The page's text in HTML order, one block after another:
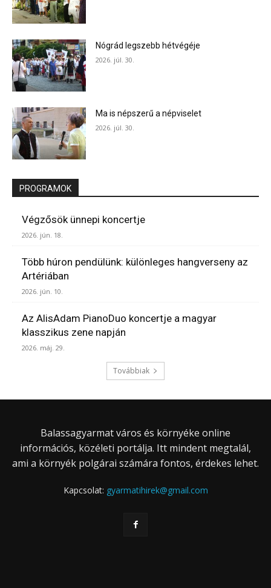
Nógrád legszebb hétvégéje
2026. júl. 30.
Ma is népszerű a népviselet
2026. júl. 30.
PROGRAMOK
Végzősök ünnepi koncertje
2026. jún. 18.
Több húron pendülünk: különleges hangverseny az
Artériában
2026. jún. 10.
Az AlisAdam PianoDuo koncertje a magyar
klasszikus zene napján
2026. máj. 29.
Továbbiak
Balassagyarmat város és környéke online
információs, közéleti portálja. Itt mindent megtalál,
ami a környék polgárai számára fontos, érdekes lehet.
Kapcsolat: gyarmatihirek@gmail.com